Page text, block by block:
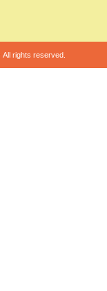
rights reserved.